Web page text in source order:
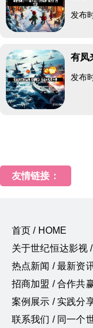
发布
有凤
发布
友情链接：
首页 / HOME
关于世纪恒达影视
热点新闻 / 最新资
招商加盟 / 合作共
案例展示 / 实践分
联系我们 / 同一个